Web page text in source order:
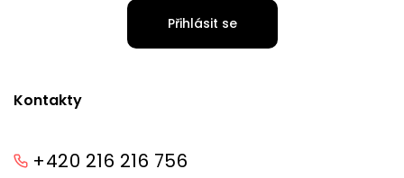
Kontakty
+420 216 216 756
Přihlásit se